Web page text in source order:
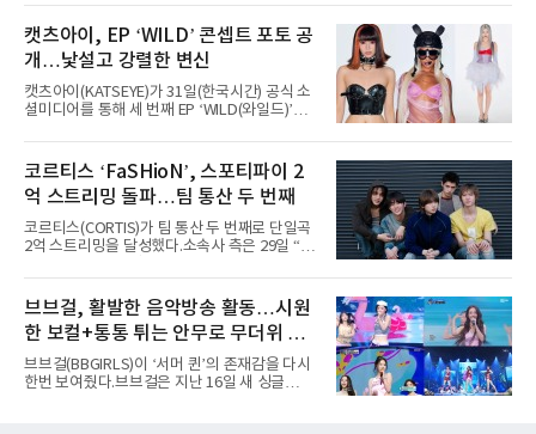
코르티스 등 K팝 스타들이 출연진 명단에 이름
을 올렸다.이날 에스파는
AxMxP는 데뷔 전부터 버스킹과 각종 페스티벌,
공연 무대에 오르며 실전 경험을 쌓아왔다.이들
은 소속사 패밀리 콘서트를 비롯해 '뷰티풀 민트
라이프 2025', '2025 부산국제록페스티벌' 등 대
형 무대에 잇달아 출연해 당찬 에너지와 풋풋한
매력으로 음악팬들의 눈도장을 찍었다.이후
AxMxP는 '카운트다운 판타지 2025-2026',
정적인 실력을 입증했고, 올해 '2026 어썸뮤직
페스티벌', '뷰티풀 민트 라이프 2026', '2026
캣츠아이, EP ‘WILD’ 콘셉트 포토 공
개…낯설고 강렬한 변신
캣츠아이(KATSEYE)가 31일(한국시간) 공식 소
셜미디어를 통해 세 번째 EP ‘WILD(와일드)’의
heart(와일드 하트)’라는 제목이 붙은 콘셉트 포
토에는 멤버들의 본능적이고 야성적인 면모가
강렬하게 담겼다. 짙은 아이섀도와 푸른빛·금빛·
붉은빛의 컬러 렌즈가 비현실적인 분위기를 자
아내고, 여러 원색이 불규칙하게 뒤섞인 멀티컬
러 헤어와 과감한 블루·블랙 립 메이크업이 낯설
고도 매혹적인 비주얼을 완성했다.스타일링 역
엣을 거침없이 결합했다. 멤버들은 각기 다른 개
성을 살린 스타일링을 선
코르티스 ‘FaSHioN’, 스포티파이 2
억 스트리밍 돌파…팀 통산 두 번째
코르티스(CORTIS)가 팀 통산 두 번째로 단일곡
2억 스트리밍을 달성했다.소속사 측은 29일 “코
벌 오디오·음원 스트리밍 플랫폼 스포티파이에
서 27일 자로 누적 재생 수 2억 회를 돌파했
다”고 밝혔다.곡이 발표된 지 약 10개월 만이다.
팀의 첫 번째 2억 스트리밍 곡은 동일 음반에 수
록된 ‘GO!’다. 이 노래는 공개 약 9개월 만인 지
난달 26일 자에 2억 고지를 밟았다. 이는 최근 5
년 내 데뷔한 보이그룹의 곡 중 최단기 2억 달성
브브걸, 활발한 음악방송 활동…시원
한 보컬+통통 튀는 안무로 무더위 사
냥
브브걸(BBGIRLS)이 ‘서머 퀸’의 존재감을 다시
한번 보여줬다.브브걸은 지난 16일 새 싱글